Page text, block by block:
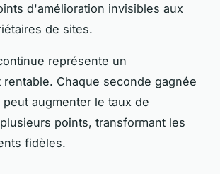
d'amélioration invisibles aux
de sites.
représente un
Chaque seconde gagnée
augmenter le taux de
points, transformant les
fidèles.